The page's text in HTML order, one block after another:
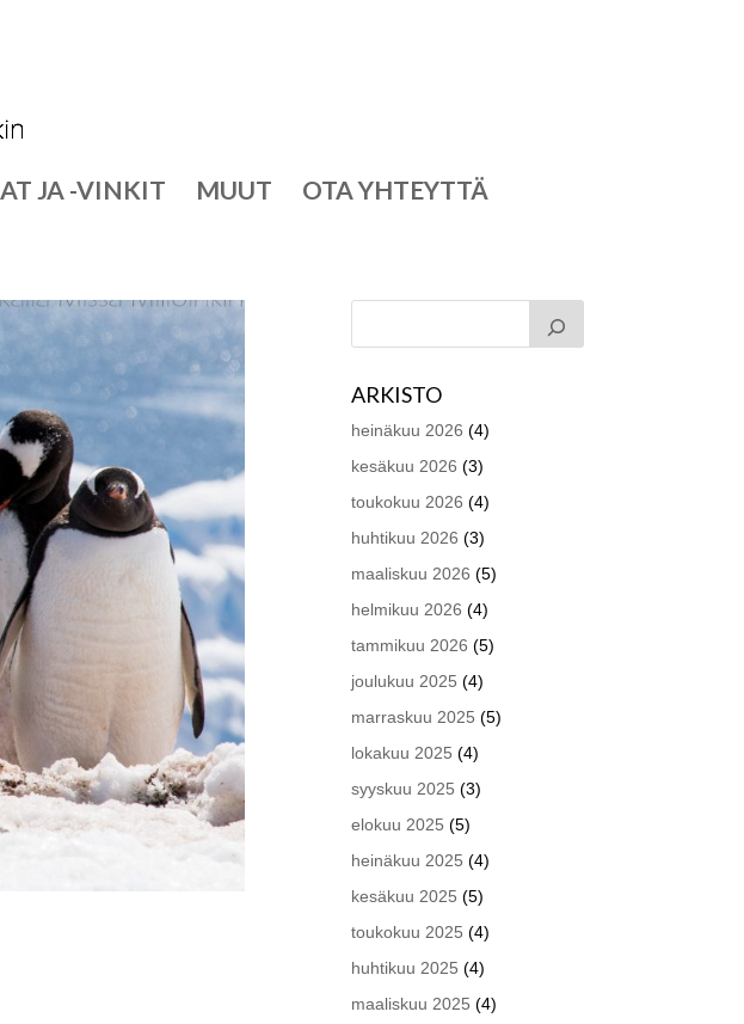
JA -VINKIT MUUT OTA YHTEYTTÄ
ARKISTO
heinäkuu 2026 (4)
kesäkuu 2026 (3)
toukokuu 2026 (4)
huhtikuu 2026 (3)
maaliskuu 2026 (5)
helmikuu 2026 (4)
tammikuu 2026 (5)
joulukuu 2025 (4)
marraskuu 2025 (5)
lokakuu 2025 (4)
syyskuu 2025 (3)
elokuu 2025 (5)
heinäkuu 2025 (4)
kesäkuu 2025 (5)
toukokuu 2025 (4)
huhtikuu 2025 (4)
maaliskuu 2025 (4)